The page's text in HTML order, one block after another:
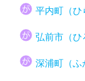
平内町（ひ
弘前市（ひ
深浦町（ふ